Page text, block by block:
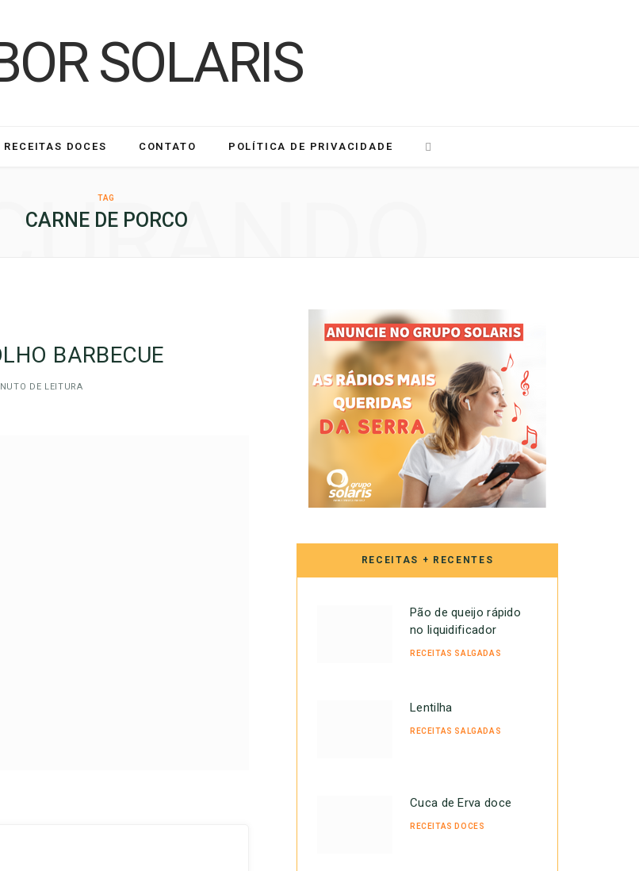
RECEITAS DOCES CONTATO POLÍTICA DE PRIVACIDADE
TAG
CARNE DE PORCO
BARBECUE
DE LEITURA
RECEITAS + RECENTES
Pão de queijo rápido
no liquidificador
RECEITAS SALGADAS
Lentilha
RECEITAS SALGADAS
Cuca de Erva doce
RECEITAS DOCES